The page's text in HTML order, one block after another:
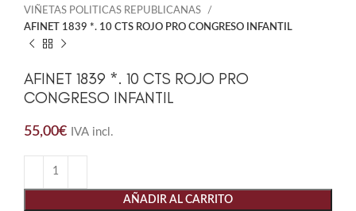
VIÑETAS POLITICAS REPUBLICANAS
AFINET 1839 *. 10 CTS ROJO PRO CONGRESO INFANTIL
AFINET 1839 *. 10 CTS ROJO PRO
CONGRESO INFANTIL
55,00€ IVA incl.
AÑADIR AL CARRITO